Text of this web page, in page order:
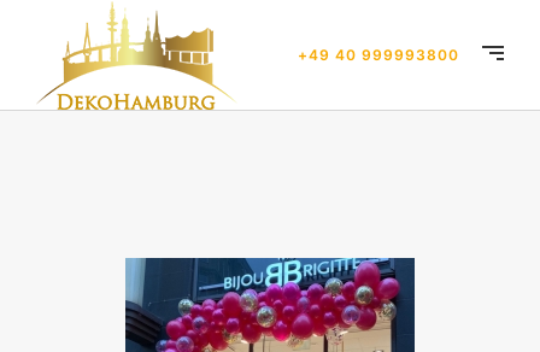
+49 40 999993800